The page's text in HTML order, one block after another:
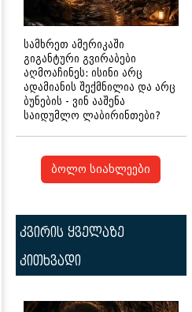
სამხრეთ ამერიკაში
გიგანტური გვირაბები
აღმოაჩინეს: ისინი არც
ადამიანის შექმნილია და არც
ბუნების - ვინ ააშენა
საიდუმლო ლაბირინთები?
ბოლო სიახლეები
კვირის ყველაზე
კითხვადი